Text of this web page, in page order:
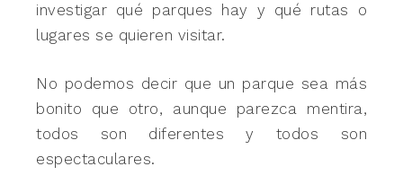
investigar qué parques hay y qué rutas o
lugares se quieren visitar.
No podemos decir que un parque sea más
bonito que otro, aunque parezca mentira,
todos son diferentes y todos son
espectaculares.